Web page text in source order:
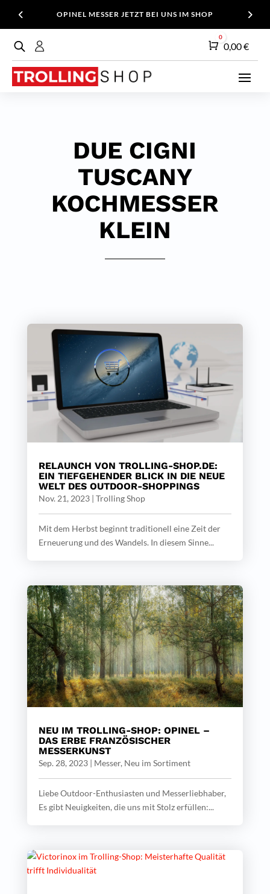
OPINEL MESSER JETZT BEI UNS IM SHOP
Warenkorb
0
0,00€
DUE CIGNI
TUSCANY
KOCHMESSER
KLEIN
RELAUNCH VON TROLLING-SHOP.DE:
EIN TIEFGEHENDER BLICK IN DIE NEUE
WELT DES OUTDOOR-SHOPPINGS
Nov. 21, 2023| Trolling Shop
Mit dem Herbst beginnt traditionell eine Zeit der
Erneuerung und des Wandels. In diesem Sinne...
NEU IM TROLLING-SHOP: OPINEL –
DAS ERBE FRANZÖSISCHER
MESSERKUNST
Sep. 28, 2023| Messer, Neu im Sortiment
Liebe Outdoor-Enthusiasten und Messerliebhaber,
Es gibt Neuigkeiten, die uns mit Stolz erfüllen:...